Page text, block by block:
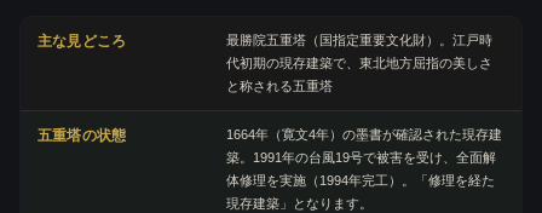
主な見どころ
最勝院五重塔（国指定重要文化財）。江戸時
代初期の現存建築で、東北地方屈指の美しさ
と称される五重塔
五重塔の状態
1664年（寛文4年）の墨書が確認された現存建
築。1991年の台風19号で被害を受け、全面解
体修理を実施（1994年完工）。「修理を経た
現存建築」となります。